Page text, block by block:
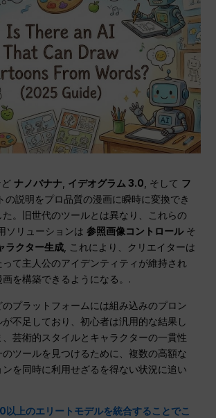
どナノバナナ イデオグラム 3.0 , そして フ
の説明をプロ品質の漫画に瞬時に変換でき
た。旧世代のツールとは異なり、これらの
ソリューションは参照画像コントロールそ
ラクター生成 , これにより、クリエイターは
て主人公のアイデンティティが維持され
を構築できるようになる。.
のプラットフォームには組み込みのプロン
不足しており、初心者は汎用的な結果し
芸術的スタイルとキャラクターの一貫性
ツールを見つけるために、複数の高額な
を同時に利用せざるを得ない状況に追い
上のエリートモデルを統合することでこ